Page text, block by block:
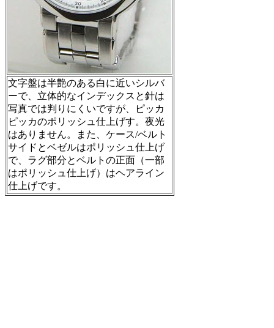
文字盤は半艶のある白に近いシルバ
ーで、立体的なインデックスと針は
写真では判りにくいですが、ピッカ
ピッカのポリッシュ仕上げす。夜光
はありません。また、ケース/ベルト
サイドとベゼルはポリッシュ仕上げ
で、ラグ部分とベルトの正面（一部
はポリッシュ仕上げ）はヘアライン
仕上げです。